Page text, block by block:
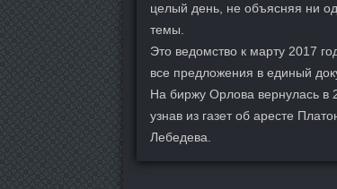
целый день, не объясняя ни
темы.
Это ведомство к марту 2017
все предложения в единый
На биржу Орлова вернулась в
узнав из газет об аресте
Лебедева.